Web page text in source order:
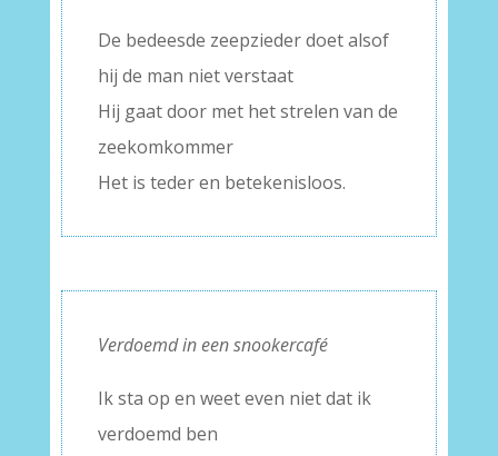
De bedeesde zeepzieder doet alsof
hij de man niet verstaat
Hij gaat door met het strelen van de
zeekomkommer
Het is teder en betekenisloos.
Verdoemd in een snookercafé
Ik sta op en weet even niet dat ik
verdoemd ben